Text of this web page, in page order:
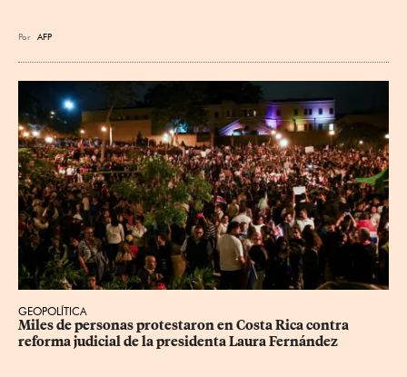
Por AFP
GEOPOLÍTICA
Miles de personas protestaron en Costa Rica contra
reforma judicial de la presidenta Laura Fernández